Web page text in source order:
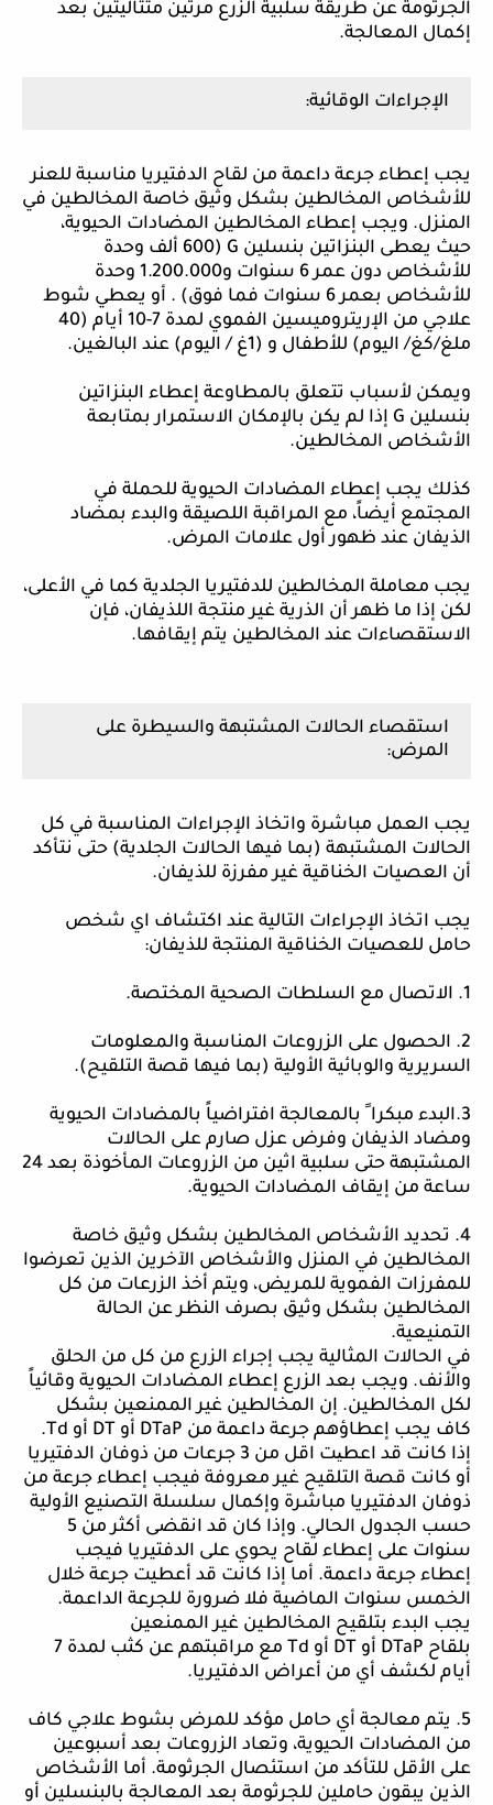
الجرثومة عن طريقة سلبية الزرع مرتين متتاليتين بعد
إكمال المعالجة.
الإجراءات الوقائية:
يجب إعطاء جرعة داعمة من لقاح الدفتيريا مناسبة للعنر
للأشخاص المخالطين بشكل وثيق خاصة المخالطين في
المنزل. ويجب إعطاء المخالطين المضادات الحيوية،
حيث يعطى البنزاتين بنسلين G
(600 ألف وحدة
للأشخاص دون عمر 6 سنوات و1.200.000 وحدة
للأشخاص بعمر 6 سنوات فما فوق) . أو يعطي شوط
علاجي من الإريتروميسين الفموي لمدة 7-10 أيام (40
ملغ/كغ/ اليوم) للأطفال و (1غ / اليوم) عند البالغين.
ويمكن لأسباب تتعلق بالمطاوعة إعطاء البنزاتين
بنسلين G إذا لم يكن بالإمكان الاستمرار بمتابعة
الأشخاص المخالطين.
كذلك يجب إعطاء المضادات الحيوية للحملة في
المجتمع أيضاً، مع المراقبة اللصيقة والبدء بمضاد
الذيفان عند ظهور أول علامات المرض.
يجب معاملة المخالطين للدفتيريا الجلدية كما في الأعلى،
لكن إذا ما ظهر أن الذرية غير منتجة اللذيفان، فإن
الاستقصاءات عند المخالطين يتم إيقافها.
استقصاء الحالات المشتبهة والسيطرة على
المرض:
يجب العمل مباشرة واتخاذ الإجراءات المناسبة في كل
الحالات المشتبهة (بما فيها الحالات الجلدية) حتى نتأكد
أن العصيات الخناقية غير مفرزة للذيفان.
يجب اتخاذ الإجراءات التالية عند اكتشاف اي شخص
حامل للعصيات الخناقية المنتجة للذيفان:
1. الاتصال مع السلطات الصحية المختصة.
2. الحصول على الزروعات المناسبة والمعلومات
السريرية والوبائية الأولية (بما فيها قصة التلقيح).
3.البدء مبكرا ً بالمعالجة افتراضياً بالمضادات الحيوية
ومضاد الذيفان وفرض عزل صارم على الحالات
المشتبهة حتى سلبية اثين من الزروعات المأخوذة بعد 24
ساعة من إيقاف المضادات الحيوية.
4. تحديد الأشخاص المخالطين بشكل وثيق خاصة
المخالطين في المنزل والأشخاص الآخرين الذين تعرضوا
للمفرزات الفموية للمريض، ويتم أخذ الزرعات من كل
المخالطين بشكل وثيق بصرف النظر عن الحالة
التمنيعية.
في الحالات المثالية يجب إجراء الزرع من كل من الحلق
والأنف. ويجب بعد الزرع إعطاء المضادات الحيوية وقائياً
لكل المخالطين. إن المخالطين غير الممنعين بشكل
كاف يجب إعطاؤهم جرعة داعمة من DTaP أو DT أو Td
.
إذا كانت قد اعطیت
اقل من 3 جرعات من ذوفان الدفتيريا
أو كانت قصة التلقيح غير معروفة فيجب إعطاء جرعة من
ذوفان الدفتيريا مباشرة وإكمال سلسلة التصنيع الأولية
حسب الجدول الحالي. وإذا كان قد انقضى أكثر من 5
سنوات على إعطاء لقاح يحوي على الدفتيريا فيجب
إعطاء جرعة داعمة. أما إذا كانت قد أعطيت جرعة خلال
الخمس سنوات الماضية فلا ضرورة للجرعة الداعمة.
يجب البدء بتلقيح المخالطين غير الممنعين
بلقاح DTaP أو DT أو Td
مع مراقبتهم عن كثب لمدة 7
أيام لكشف أي من أعراض الدفتيريا.
5. يتم معالجة أي حامل مؤكد للمرض بشوط علاجي كاف
من المضادات الحيوية، وتعاد الزروعات بعد أسبوعين
على الأقل للتأكد من استئصال الجرثومة. أما الأشخاص
الذين يبقون حاملين للجرثومة بعد المعالجة بالبنسلين أو